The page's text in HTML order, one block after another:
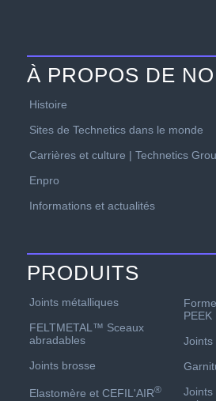
À PROPOS DE
Histoire
Sites de Technetics dans le monde
Carrières et culture | Technetics
Enpro
Informations et actualités
PRODUITS
Joints métalliques
FELTMETAL™ Sceaux
abradables
Joints brosse
Elastomère et CEFIL'AIR®
PEEK
Joints
Joints